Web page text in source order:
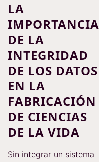
LA
IMPORTANCIA
DE LA
INTEGRIDAD
DE LOS DATOS
EN LA
FABRICACIÓN
DE CIENCIAS
DE LA VIDA
Sin integrar un sistema